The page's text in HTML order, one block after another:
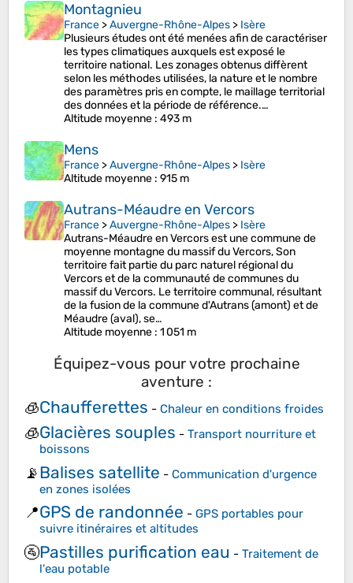
Montagnieu
France >Auvergne-Rhône-Alpes > Isère
Plusieurs études ont été menées afin de caractériser
les types climatiques auxquels est exposé le
territoire national. Les zonages obtenus diffèrent
selon les méthodes utilisées, la nature et le nombre
des paramètres pris en compte, le maillage territorial
des données et la période de référence.…
Altitude moyenne : 493 m
Mens
France >Auvergne-Rhône-Alpes > Isère
Altitude moyenne : 915 m
Autrans-Méaudre en Vercors
France >Auvergne-Rhône-Alpes > Isère
Autrans-Méaudre en Vercors est une commune de
moyenne montagne du massif du Vercors, Son
territoire fait partie du parc naturel régional du
Vercors et de la communauté de communes du
massif du Vercors. Le territoire communal, résultant
de la fusion de la commune d'Autrans (amont) et de
Méaudre (aval), se…
Altitude moyenne : 1 051 m
Équipez-vous pour votre prochaine
aventure :
🧊Chaufferettes - Chaleur en conditions froides
🧊Glacières souples - Transport nourriture et
boissons
📡Balises satellite - Communication d'urgence
en zones isolées
📍GPS de randonnée - GPS portables pour
suivre itinéraires et altitudes
🚰Pastilles purification eau - Traitement de
l'eau potable